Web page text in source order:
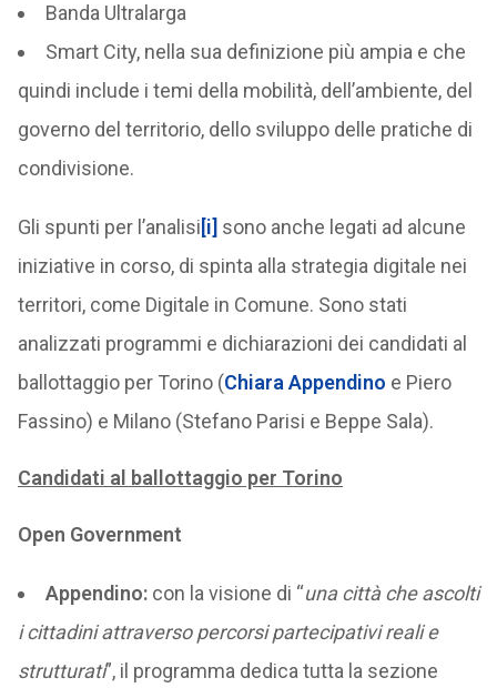
Banda Ultralarga
Smart City, nella sua definizione più ampia e che
quindi include i temi della mobilità, dell’ambiente, del
governo del territorio, dello sviluppo delle pratiche di
condivisione.
Gli spunti per l’analisi[i] sono anche legati ad alcune
iniziative in corso, di spinta alla strategia digitale nei
territori, come Digitale in Comune. Sono stati
analizzati programmi e dichiarazioni dei candidati al
ballottaggio per Torino (Chiara Appendino e Piero
Fassino) e Milano (Stefano Parisi e Beppe Sala).
Candidati al ballottaggio per Torino
Open Government
Appendino: con la visione di “una città che ascolti
i cittadini attraverso percorsi partecipativi reali e
strutturati”, il programma dedica tutta la sezione